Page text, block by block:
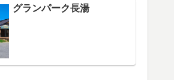
グランパーク長湯